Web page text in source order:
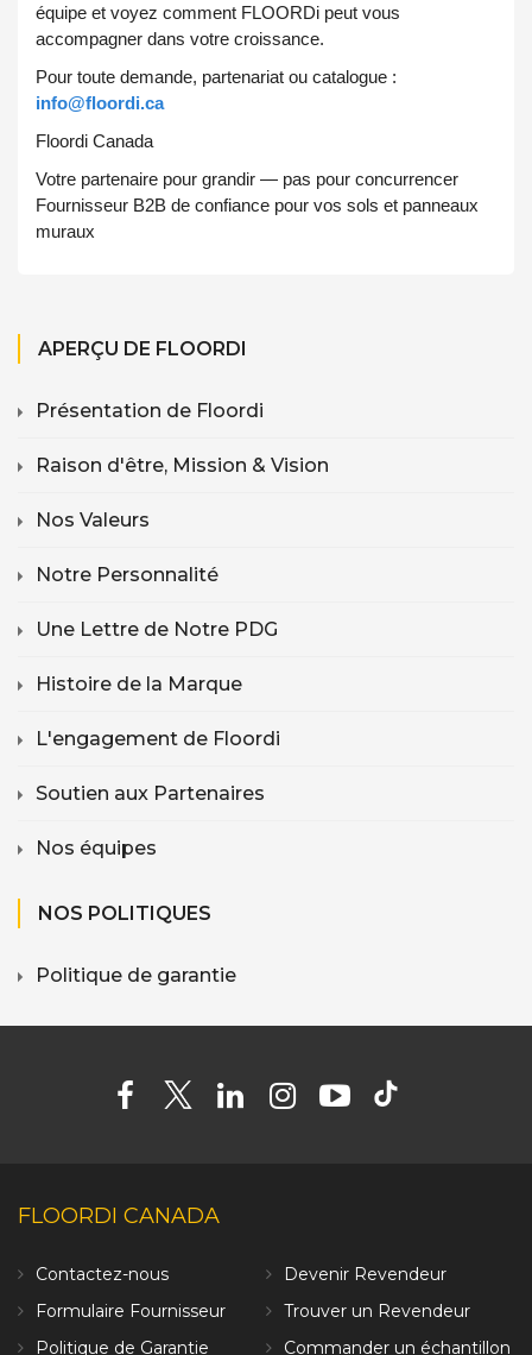
équipe et voyez comment FLOORDi peut vous
accompagner dans votre croissance.
Pour toute demande, partenariat ou catalogue :
info@floordi.ca
Floordi Canada
Votre partenaire pour grandir — pas pour concurrencer
Fournisseur B2B de confiance pour vos sols et panneaux
muraux
APERÇU DE FLOORDI
Présentation de Floordi
Raison d'être, Mission & Vision
Nos Valeurs
Notre Personnalité
Une Lettre de Notre PDG
Histoire de la Marque
L'engagement de Floordi
Soutien aux Partenaires
Nos équipes
NOS POLITIQUES
Politique de garantie
FLOORDI CANADA
Contactez-nous
Devenir Revendeur
Formulaire Fournisseur
Trouver un Revendeur
Politique de Garantie
Commander un échantillon